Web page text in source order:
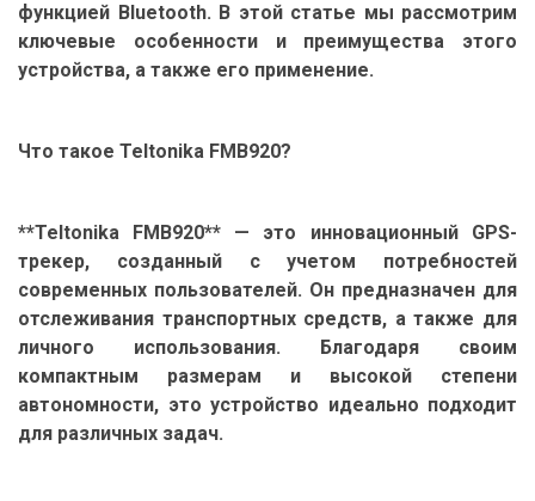
функцией Bluetooth. В этой статье мы рассмотрим
ключевые особенности и преимущества этого
устройства, а также его применение.
Что такое Teltonika FMB920?
**Teltonika FMB920** — это инновационный GPS-
трекер, созданный с учетом потребностей
современных пользователей. Он предназначен для
отслеживания транспортных средств, а также для
личного использования. Благодаря своим
компактным размерам и высокой степени
автономности, это устройство идеально подходит
для различных задач.